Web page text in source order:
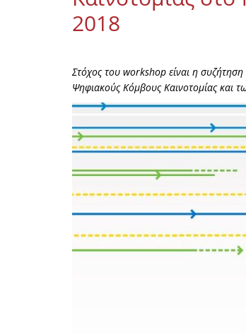
2018
Στόχος του workshop είναι η συζήτηση
Ψηφιακούς Κόμβους Καινοτομίας και